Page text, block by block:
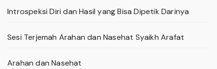
Introspeksi Diri dan Hasil yang Bisa Dipetik Darinya
Sesi Terjemah Arahan dan Nasehat Syaikh Arafat
Arahan dan Nasehat